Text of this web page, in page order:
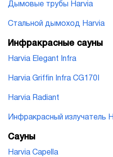
Дымовые трубы Harvia
Стальной дымоход Harvia
Инфракрасные сауны
Harvia Elegant Infra
Harvia Griffin Infra CG170I
Harvia Radiant
Инфракрасный излучатель
Сауны
Harvia Capella